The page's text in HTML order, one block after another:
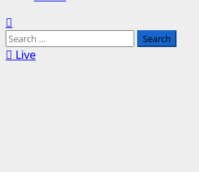
Search
for:Live